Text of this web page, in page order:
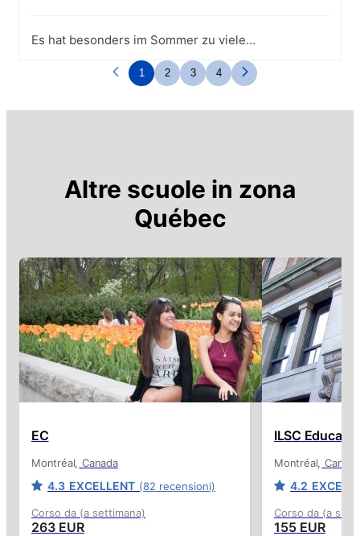
Es hat besonders im Sommer zu viele
1 2 3 4
Altre scuole in zona
Québec
EC
Montréal Canada
4.3 EXCELLENT (82 recensioni)
Corso da (a settimana)
263 EUR
ILSC
Montréal Canada
4.2
Corso da (a
155 EUR